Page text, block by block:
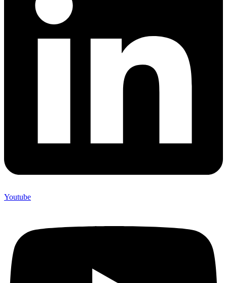
Youtube